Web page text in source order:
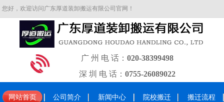
您好，欢迎访问广东厚道装卸搬运有限公司官网！
广 州 电 话： 020-38399498
深 圳 电 话： 0755-26089022
网站首页 公司简介 新闻中心 院校搬迁 搬迁流程